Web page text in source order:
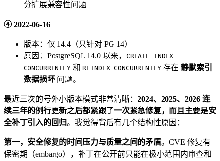
分扩展兼容性问题
④ 2022-06-16
版本：仅 14.4（只针对 PG 14）
原因：PostgreSQL 14.0 以来， CREATE INDEX
CONCURRENTLY 和 REINDEX CONCURRENTLY 存在 静默索引
数据损坏 问题。
最近三次的号外小版本模式非常清晰： 2024、2025、2026 连
续三年的例行更新之后都紧跟了一次紧急修复，而且主要是安
全补丁引入的回归。我觉得背后有几个结构性原因：
第一，安全修复的时间压力与质量之间的矛盾。CVE 修复有
保密期（embargo），补丁在公开前只能在极小范围内审查和